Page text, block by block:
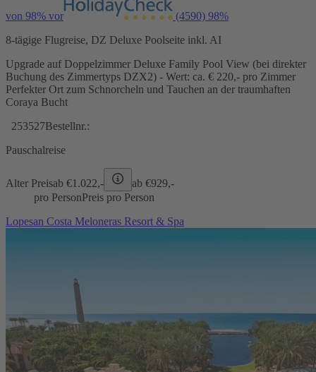
von 98% vor (4590) 98%
8-tägige Flugreise, DZ Deluxe Poolseite inkl. AI
Upgrade auf Doppelzimmer Deluxe Family Pool View (bei direkter
Buchung des Zimmertyps DZX2) - Wert: ca. € 220,- pro Zimmer
Perfekter Ort zum Schnorcheln und Tauchen an der traumhaften
Coraya Bucht
253527Bestellnr.:
Pauschalreise
Alter Preisab €1.022,- ab €929,-
pro PersonPreis pro Person
Lopesan Costa Meloneras Resort & Spa